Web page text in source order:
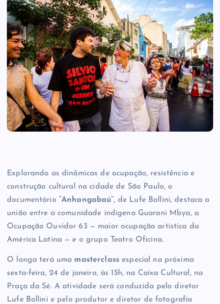
Explorando as dinâmicas de ocupação, resistência e
construção cultural na cidade de São Paulo, o
documentário “Anhangabaú”, de Lufe Bollini, destaca a
união entre a comunidade indígena Guarani Mbya, a
Ocupação Ouvidor 63 — maior ocupação artística da
América Latina — e o grupo Teatro Oficina.
O longa terá uma masterclass especial na próxima
sexta-feira, 24 de janeiro, às 15h, na Caixa Cultural, na
Praça da Sé. A atividade será conduzida pelo diretor
Lufe Bollini e pelo produtor e diretor de fotografia